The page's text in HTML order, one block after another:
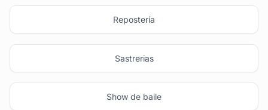
Repostería
Sastrerias
Show de baile